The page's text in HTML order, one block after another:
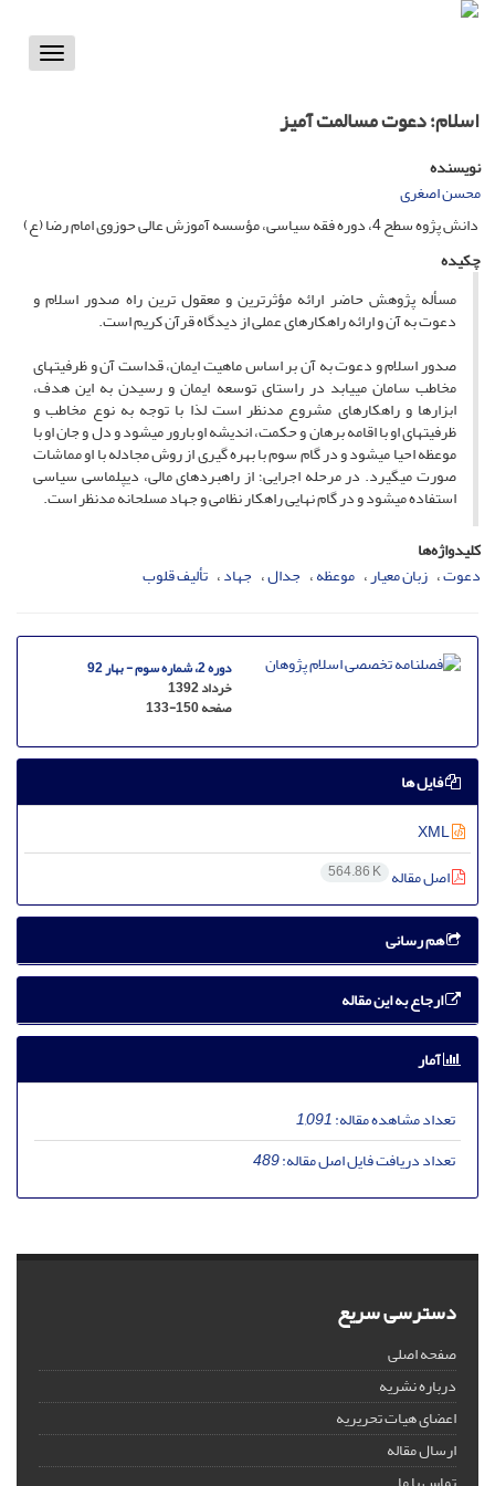
Toggle
اسلام؛ دعوت مسالمت آمیز
نویسنده
محسن اصغری
دانش ‏پژوه سطح 4، دوره فقه سیاسی، مؤسسه آموزش عالی حوزوی امام رضا (ع)
چکیده
مسأله پژوهش حاضر ارائه مؤثرترین و معقول ترین راه صدور اسلام و
دعوت به آن و ارائه راهکارهای عملی از دیدگاه قرآن کریم است.
صدور اسلام و دعوت به آن بر اساس ماهیت ایمان، قداست آن و ظرفیتهای
مخاطب سامان می‏یابد در راستای توسعه ایمان و رسیدن به این هدف،
ابزارها و راهکارهای مشروع مدنظر است لذا با توجه به نوع مخاطب و
ظرفیت‏های او با اقامه برهان و حکمت، اندیشه او بارور می‏شود و دل و جان او با
موعظه احیا می‏شود و در گام سوم با بهره گیری از روش مجادله با او مماشات
صورت می‏گیرد. در مرحله اجرایی؛ از راهبردهای مالی، دیپلماسی سیاسی
استفاده می‏شود و در گام نهایی راهکار نظامی و جهاد مسلحانه مدنظر است.
کلیدواژه‌ها
دعوت زبان معیار موعظه جدال جهاد تألیف قلوب
دوره 2، شماره سوم - بهار 92
خرداد 1392
صفحه133-150
فایل ها
اصل مقاله 564.86 K
هم رسانی
ارجاع به این مقاله
آمار
تعداد مشاهده مقاله:1,091
تعداد دریافت فایل اصل مقاله:489
دسترسی سریع
صفحه اصلی
درباره نشریه
اعضای هیات تحریریه
ارسال مقاله